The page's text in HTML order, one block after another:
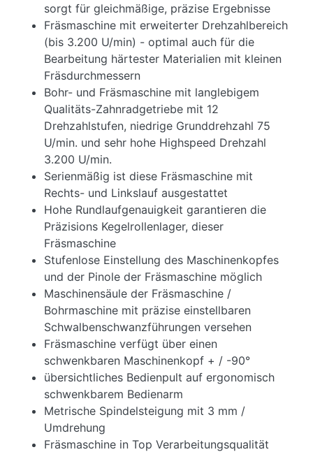
sorgt für gleichmäßige, präzise Ergebnisse
Fräsmaschine mit erweiterter Drehzahlbereich
(bis 3.200 U/min) - optimal auch für die
Bearbeitung härtester Materialien mit kleinen
Fräsdurchmessern
Bohr- und Fräsmaschine mit langlebigem
Qualitäts-Zahnradgetriebe mit 12
Drehzahlstufen, niedrige Grunddrehzahl 75
U/min. und sehr hohe Highspeed Drehzahl
3.200 U/min.
Serienmäßig ist diese Fräsmaschine mit
Rechts- und Linkslauf ausgestattet
Hohe Rundlaufgenauigkeit garantieren die
Präzisions Kegelrollenlager, dieser
Fräsmaschine
Stufenlose Einstellung des Maschinenkopfes
und der Pinole der Fräsmaschine möglich
Maschinensäule der Fräsmaschine /
Bohrmaschine mit präzise einstellbaren
Schwalbenschwanzführungen versehen
Fräsmaschine verfügt über einen
schwenkbaren Maschinenkopf + / -90°
übersichtliches Bedienpult auf ergonomisch
schwenkbarem Bedienarm
Metrische Spindelsteigung mit 3 mm /
Umdrehung
Fräsmaschine in Top Verarbeitungsqualität